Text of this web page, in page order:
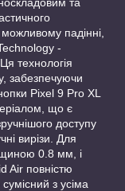
падінні,
-
. Ця технологія
забезпечуючи
Pixel 9 Pro XL
що є
доступу
вирізи. Для
0.8 мм, і
Air повністю
з усіма